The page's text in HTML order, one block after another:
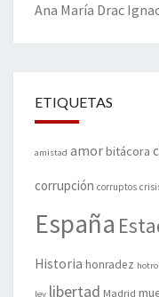
Ana María Drac
ETIQUETAS
amistad amorbitácora
corrupción corruptos
España
Historia honradez
ley libertad Madrid